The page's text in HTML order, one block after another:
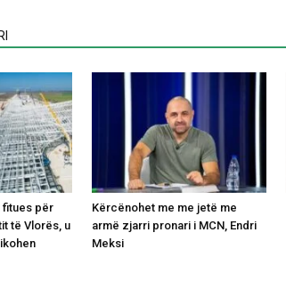
fitues për
të Vlorës, u
Kërcënohet me me jetë me
armë zjarri pronari i MCN, Endri
Meksi